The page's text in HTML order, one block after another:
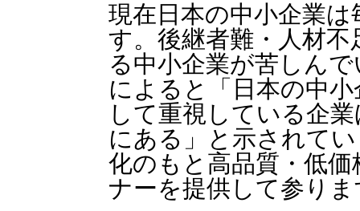
現在日本の中小企業
す。後継者難・人材
る中小企業が苦しん
によると「日本の中
して重視している企
にある」と示されて
化のもと高品質・低
ナーを提供して参り